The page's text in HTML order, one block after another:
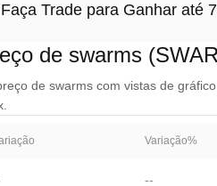
Trade para Ganhar até
de swarms
de swarms com vistas de
Variação%
--